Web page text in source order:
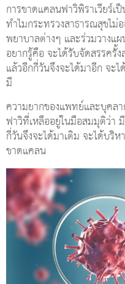
การขาดแคลนฟาวิพิราเวียร์เ
ทำไมกระทรวงสาธารณสุขไม่
พยาบาลต่างๆ และร่วมวางแ
อยากรู้คือ จะได้รับจัดสรรครั้
แล้วอีกกี่วันจึงจะได้มาอีก จะ
มี
ความยากของแพทย์และบุคล
ฟาวิที่เหลืออยู่ในมือสมมุติว่า
กี่วันจึงจะได้มาเติม จะได้บริ
ขาดแคลน